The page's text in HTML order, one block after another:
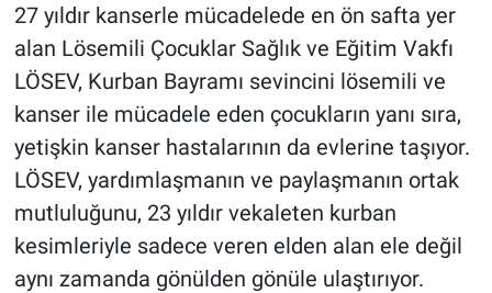
27 yıldır kanserle mücadelede en ön safta yer
alan Lösemili Çocuklar Sağlık ve Eğitim Vakfı
LÖSEV, Kurban Bayramı sevincini lösemili ve
kanser ile mücadele eden çocukların yanı sıra,
yetişkin kanser hastalarının da evlerine taşıyor.
LÖSEV, yardımlaşmanın ve paylaşmanın ortak
mutluluğunu, 23 yıldır vekaleten kurban
kesimleriyle sadece veren elden alan ele değil
aynı zamanda gönülden gönüle ulaştırıyor.
Röportaj
Kayseri
Niğde
Aksaray
Kırşehir